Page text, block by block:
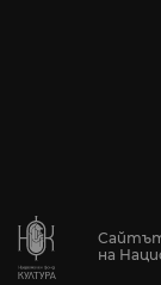
Сайтът
на